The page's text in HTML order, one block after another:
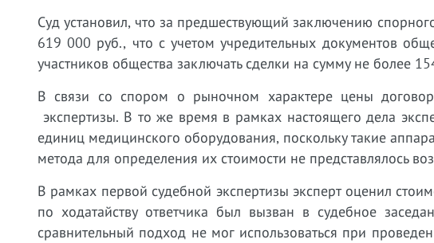
Суд установил, что за предшествующий заключению
619 000 руб., что с учетом учредительных документов
участников общества заключать сделки на сумму не более
В связи со спором о рыночном характере цены
экспертизы. В то же время в рамках настоящего дела
единиц медицинского оборудования, поскольку такие
метода для определения их стоимости не представлялось
В рамках первой судебной экспертизы эксперт оценил
по ходатайству ответчика был вызван в судебное
сравнительный подход не мог использоваться при